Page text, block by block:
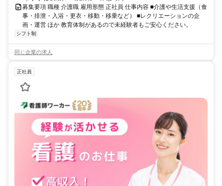
募集要項 職種 介護職 雇用形態 正社員 仕事内容 ■介護や生活支援（食
事・排泄・入浴・更衣・移動・移乗など） ■レクリエーションの企
画・運営 ほか 教育体制があるので未経験者もご安心ください。
シフト制
同じ企業の求人
正社員